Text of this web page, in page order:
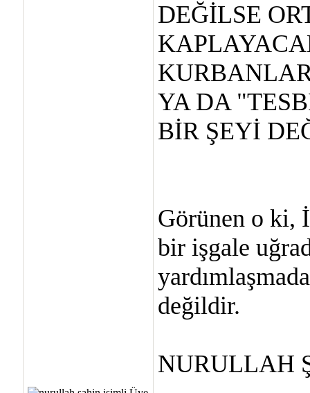
DEĞİLSE
YA DA
BİR ŞEYİ
Görünen o ki,
bir işgale
değildir.
NURULLAH